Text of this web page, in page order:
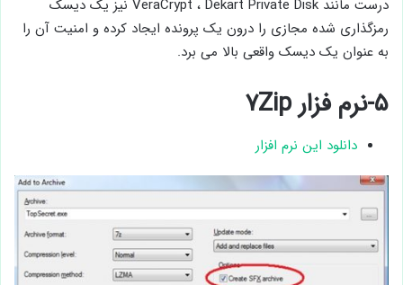
درست مانند VeraCrypt ، Dekart Private Disk نیز یک دیسک
رمزگذاری شده مجازی را درون یک پرونده ایجاد کرده و امنیت آن را
به عنوان یک دیسک واقعی بالا می برد.
۵-نرم فزار ۷Zip
دانلود این نرم افزار